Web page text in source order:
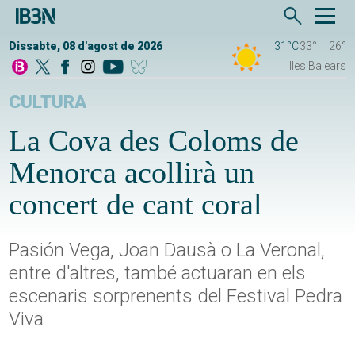
Dissabte, 08 d'agost de 2026 31°C33°
26°
Illes Balears
CULTURA
La Cova des Coloms de
Menorca acollirà un
concert de cant coral
Pasión Vega, Joan Dausà o La Veronal,
entre d'altres, també actuaran en els
escenaris sorprenents del Festival Pedra
Viva